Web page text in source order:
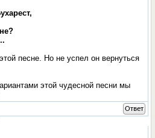
песне. Но не успел он вернуться
этой чудесной песни мы
Ответ